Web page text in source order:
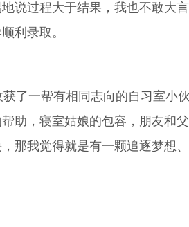
说过程大于结果，我也不敢大
利录取。
了一帮有相同志向的自习室小
助，寝室姑娘的包容，朋友和
那我觉得就是有一颗追逐梦想